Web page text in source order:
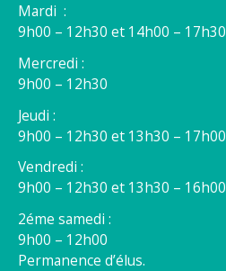
Mardi :
9h00 – 12h30 et 14h00 – 17h30
Mercredi :
9h00 – 12h30
Jeudi :
9h00 – 12h30 et 13h30 – 17h00
Vendredi :
9h00 – 12h30 et 13h30 – 16h00
2éme samedi :
9h00 – 12h00
Permanence d’élus.